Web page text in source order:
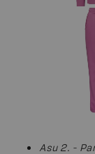
Asu 2. -